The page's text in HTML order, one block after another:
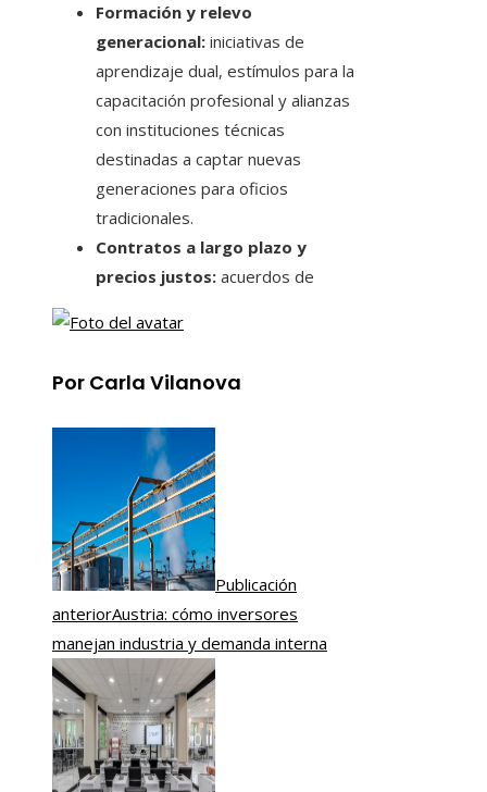
Formación y relevo
generacional: iniciativas de
aprendizaje dual, estímulos para la
capacitación profesional y alianzas
con instituciones técnicas
destinadas a captar nuevas
generaciones para oficios
tradicionales.
Contratos a largo plazo y
precios justos: acuerdos de
Por Carla Vilanova
Publicación
anteriorAustria: cómo inversores
manejan industria y demanda interna